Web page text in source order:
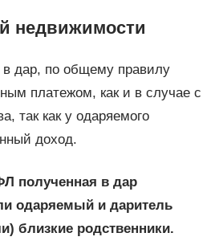
недвижимости
дар, по общему правилу
платежом, как и в случае с
так как у одаряемого
доход.
полученная в дар
одаряемый и даритель
близкие родственники.